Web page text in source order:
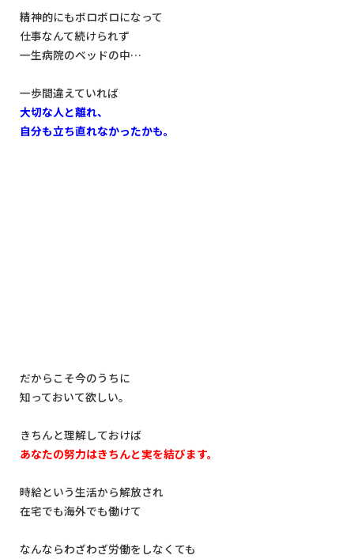
精神的にもボロボロになって
仕事なんて続けられず
一生病院のベッドの中…
一歩間違えていれば
大切な人と離れ、
自分も立ち直れなかったかも。
だからこそ今のうちに
知っておいて欲しい。
きちんと理解しておけば
あなたの努力はきちんと実を結びます。
時給という生活から解放され
在宅でも海外でも働けて
なんならわざわざ労働をしなくても